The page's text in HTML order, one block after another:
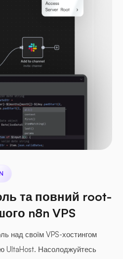
та повний root-
n8n VPS
над своїм VPS-хостингом
UltaHost. Насолоджуйтесь